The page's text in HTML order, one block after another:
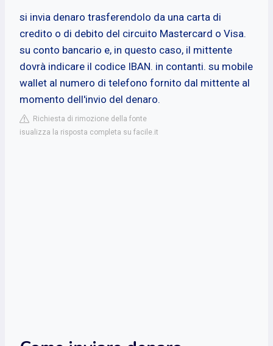
si invia denaro trasferendolo da una carta di
credito o di debito del circuito Mastercard o Visa.
su conto bancario e, in questo caso, il mittente
dovrà indicare il codice IBAN. in contanti. su mobile
wallet al numero di telefono fornito dal mittente al
momento dell'invio del denaro.
Richiesta di rimozione della fonte
isualizza la risposta completa su facile.it